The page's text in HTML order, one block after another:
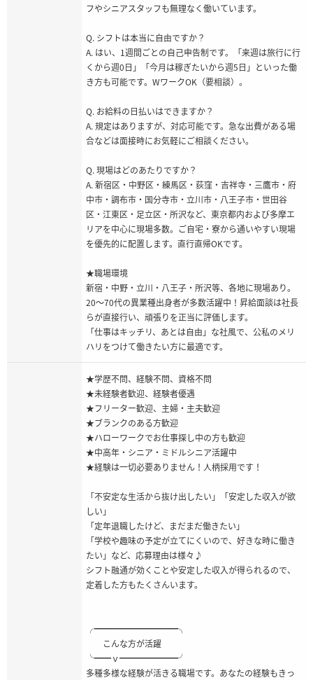
フやシニアスタッフも無理なく働いています。
Q. シフトは本当に自由ですか？
A. はい、1週間ごとの自己申告制です。「来週は旅行に行
くから週0日」「今月は稼ぎたいから週5日」といった働
き方も可能です。WワークOK（要相談）。
Q. お給料の日払いはできますか？
A. 規定はありますが、対応可能です。急な出費がある場
合などは面接時にお気軽にご相談ください。
Q. 現場はどのあたりですか？
A. 新宿区・中野区・練馬区・荻窪・吉祥寺・三鷹市・府
中市・調布市・国分寺市・立川市・八王子市・世田谷
区・江東区・足立区・所沢など、東京都内および多摩エ
リアを中心に現場多数。ご自宅・寮から通いやすい現場
を優先的に配置します。直行直帰OKです。
★職場環境
新宿・中野・立川・八王子・所沢等、各地に現場あり。
20〜70代の異業種出身者が多数活躍中！昇給面談は社長
らが直接行い、頑張りを正当に評価します。
「仕事はキッチリ、あとは自由」な社風で、公私のメリ
ハリをつけて働きたい方に最適です。
★学歴不問、経験不問、資格不問
★未経験者歓迎、経験者優遇
★フリーター歓迎、主婦・主夫歓迎
★ブランクのある方歓迎
★ハローワークでお仕事探し中の方も歓迎
★中高年・シニア・ミドルシニア活躍中
★経験は一切必要ありません！人柄採用です！
「不安定な生活から抜け出したい」「安定した収入が欲
しい」
「定年退職したけど、まだまだ働きたい」
「学校や趣味の予定が立てにくいので、好きな時に働き
たい」など、応募理由は様々♪
シフト融通が効くことや安定した収入が得られるので、
定着した方もたくさんいます。
╭━━━━━━━━━━╮
こんな方が活躍
╰━━ｖ━━━━━━━╯
多種多様な経験が活きる職場です。あなたの経験もきっ